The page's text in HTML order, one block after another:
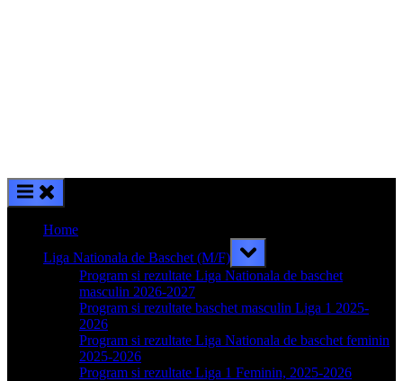
Home
Liga Nationala de Baschet (M/F)
Toggle
sub-
menu
Program si rezultate Liga Nationala de baschet
masculin 2026-2027
Program si rezultate baschet masculin Liga 1 2025-
2026
Program si rezultate Liga Nationala de baschet feminin
2025-2026
Program si rezultate Liga 1 Feminin, 2025-2026